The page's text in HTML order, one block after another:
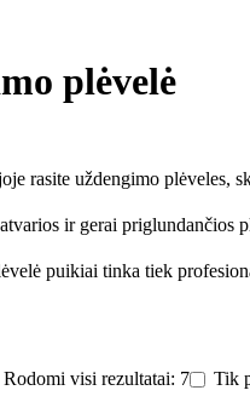
plėvelė
rasite uždengimo plėveles,
ir gerai priglundančios
puikiai tinka tiek
Rodomi visi rezultatai: 7 Tik